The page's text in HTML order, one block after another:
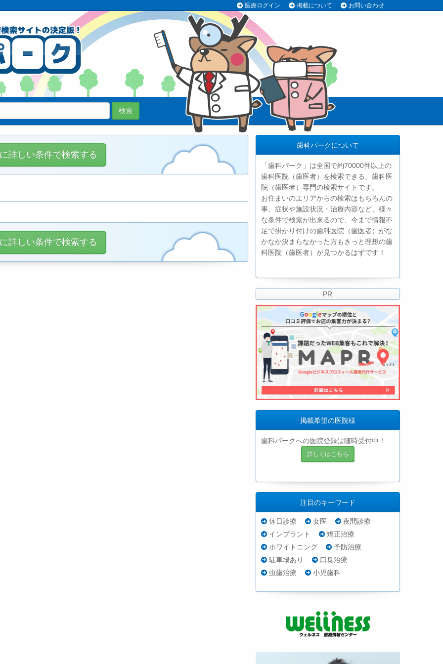
医療ログイン 掲載について お問い合わせ
検索
詳しい条件で検索する
詳しい条件で検索する
歯科パークについて
「歯科パーク」は全国で約70000件以上の
歯科医院（歯医者）を検索できる、歯科医
院（歯医者）専門の検索サイトです。
お住まいのエリアからの検索はもちろんの
事、症状や施設状況・治療内容など、様々
な条件で検索が出来るので、今まで情報不
足で掛かり付けの歯科医院（歯医者）がな
かなか決まらなかった方もきっと理想の歯
科医院（歯医者）が見つかるはずです！
PR
掲載希望の医院様
歯科パークへの医院登録は随時受付中！
詳しくはこちら
注目のキーワード
休日診療 女医
夜間診療
インプラント
矯正治療
ホワイトニング
予防治療
駐車場あり
口臭治療
虫歯治療
小児歯科